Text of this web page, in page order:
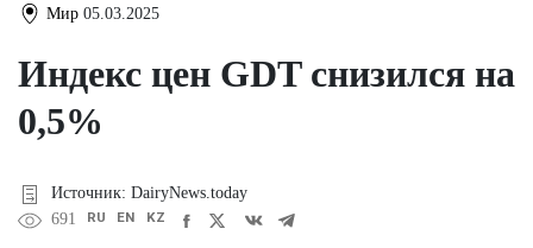
Мир 05.03.2025
Индекс цен GDT снизился на
0,5%
Источник: DairyNews.today
691
RU EN KZ